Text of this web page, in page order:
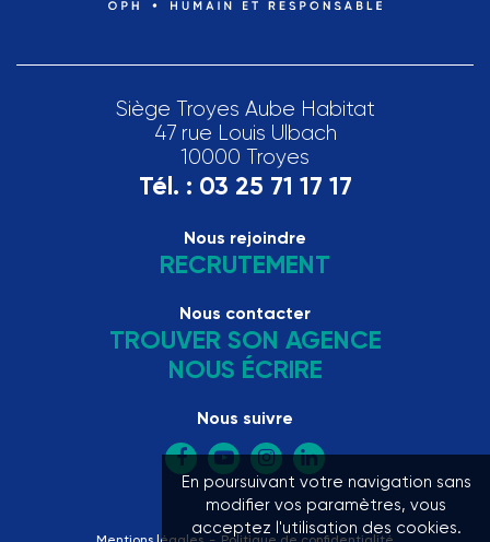
Siège Troyes Aube Habitat
47 rue Louis Ulbach
10000 Troyes
Tél. : 03 25 71 17 17
Nous rejoindre
RECRUTEMENT
Nous contacter
TROUVER SON AGENCE
NOUS ÉCRIRE
Nous suivre
En poursuivant votre navigation sans
modifier vos paramètres, vous
acceptez l'utilisation des cookies.